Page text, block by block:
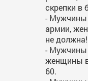
скрепки в
- Мужчины
армии,
не должна!
- Мужчины
женщины
60.